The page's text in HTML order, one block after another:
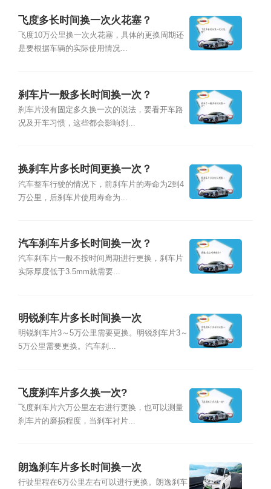
飞度多长时间换一次火花塞？
飞度10万公里换一次火花塞，具体的更换周期还
是要根据车辆的实际使用情况...
刹车片一般多长时间换一次？
刹车片没有固定多久换一次的说法，要看开车路
况及开车习惯，这些都会影响刹...
换刹车片多长时间更换一次？
汽车整车行驶的情况下，前刹车片的寿命为2到4
万公里，后刹车片使用寿命为...
汽车刹车片多长时间换一次？
汽车刹车片一般不按时间周期进行更换，刹车片
实际厚度低于3.5mm就需要...
明锐刹车片多长时间换一次
明锐刹车片3～5万公里需要更换。明锐刹车片3～
5万公里需要更换。汽车刹...
飞度刹车片多久换一次?
飞度刹车片六万公里左右进行更换，也可以测量
刹车片的磨损程度，当刹车衬片...
朗逸刹车片多长时间换一次
行驶里程在6万公里左右可以进行更换。朗逸刹车